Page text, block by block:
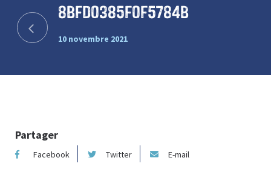
8bfd0385f0f5784b
10 novembre 2021
Partager
Facebook Twitter E-mail